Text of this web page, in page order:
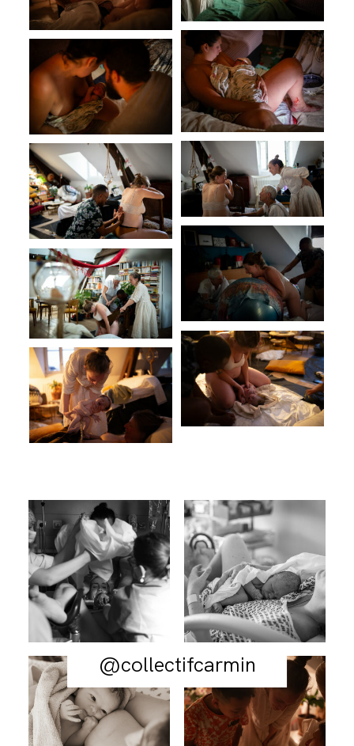
@collectifcarmin